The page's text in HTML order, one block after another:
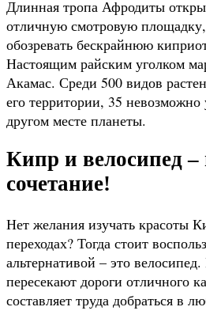
Длинная тропа Афродиты
отличную смотровую
обозревать бескрайнюю
Настоящим райским уголком
Акамас. Среди 500 видов
его территории, 35
другом месте планеты.
Кипр и велосипед –
сочетание!
Нет желания изучать красоты
переходах? Тогда стоит
альтернативой – это
пересекают дороги отличного
составляет труда добраться в